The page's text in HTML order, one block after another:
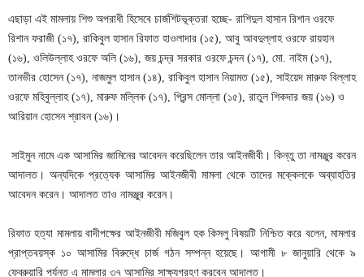
এছাড়া এই মামলায় শিশু অপরাধী হিসেবে চার্জশিটভূক্তরা হচ্ছে- রাশিদুল হাসান রিশান ওরফে
রিশান ফরাজী (১৭), রাকিবুল হাসান রিফাত হাওলাদার (১৫), আবু আবদুল্লাহ ওরফে রায়হান
(১৬), ওলিউল্লাহ ওরফে অলি (১৬), জয় চন্দ্র সরকার ওরফে চন্দন (১৭), মো. নাইম (১৭),
তানভীর হোসেন (১৭), নাজমুল হাসান (১৪), রাকিবুল হাসান নিয়ামত (১৫), সাইয়েদ মারুফ বিল্লাহ
ওরফে মহিবুল্লাহ (১৭), মারুফ মল্লিক (১৭), প্রিন্স মোল্লা (১৫), রাতুল শিকদার জয় (১৬) ও
আরিয়ান হোসেন শ্রাবন (১৬)।
সাইমুন নামে এক আসামির জামিনের আবেদন করেছিলেন তার আইনজীবী। কিন্তু তা নামঞ্জুর করেন
আদালত। অন্যদিকে প্রত্যেক আসামির আইনজীবী মামলা থেকে তাদের মক্কেলকে অব্যাহতির
আবেদন করেন। আদালত তাও নামঞ্জুর করেন।
রিফাত হত্যা মামলায় বাদীপক্ষের আইনজীবী মজিবুল হক কিসলু বিষয়টি নিশ্চিত করে বলেন, মামলার
প্রাপ্তবয়স্ক ১০ আসামির বিরুদ্ধে চার্জ গঠন সম্পন্ন হয়েছে। আগামী ৮ জানুয়ারি থেকে ৯
ফেব্রুয়ারি পর্যন্ত এ মামলার ৩৭ আসামির সাক্ষ্যগ্রহণ করবেন আদালত।